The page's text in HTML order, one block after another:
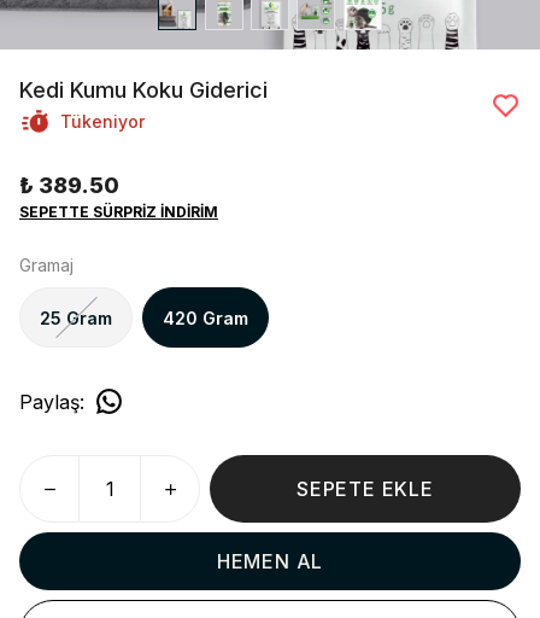
Kedi Kumu Koku Giderici
Tükeniyor
₺ 389.50
SEPETTE SÜRPRİZ İNDİRİM
Gramaj
25 Gram 420 Gram
Paylaş:
SEPETE EKLE
HEMEN AL